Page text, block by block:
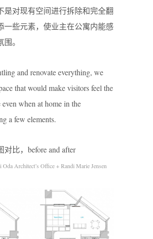
是对现有空间进行拆除和完全翻
一些元素，使业主在公寓内能感
。
and renovate everything, we
that would make visitors feel the
even when at home in the
a few elements.
比，before and after
Architect’s Office + Randi Marie Jensen